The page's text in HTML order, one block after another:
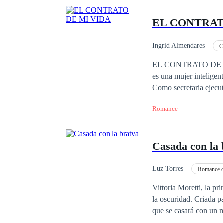
EL
Ingrid Almendares
EL CONTRATO DE
es una mujer
Como secretaria
corazón. Porque
dinero, poder y una
terminaría
los dos desearía.
imposibles de
mientras Maxwell
Romance
Casada con la
Luz Torres Romance
Vittoria Moretti, la
la oscuridad. Criada
que se casará con un